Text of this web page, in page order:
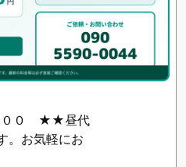
:００ ★★昼代
お気軽にお